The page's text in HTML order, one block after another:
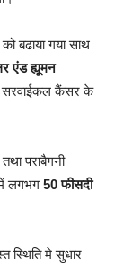
बढाया गया साथ
एंड ह्यूमन
सरवाईकल कैंसर के
पराबैगनी
में लगभग 50 फीसदी
स्थिति मे सुधार